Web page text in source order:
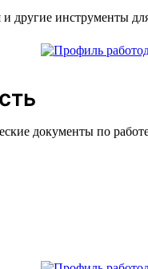
и другие инструменты
документы по